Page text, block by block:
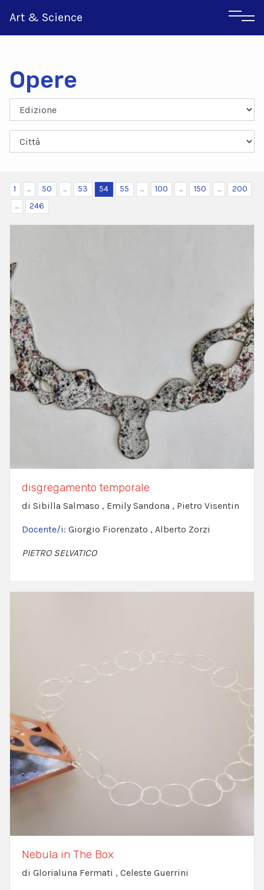
Art & Science
Greco
Opere
1 ... 50 ... 53 54 55 ... 100 ... 150 ...
200
...
246
disgregamento temporale
di Sibilla Salmaso , Emily Sandona , Pietro Visentin
Docente/i: Giorgio Fiorenzato , Alberto Zorzi
PIETRO SELVATICO
Nebula in The Box
di Glorialuna Fermati , Celeste Guerrini